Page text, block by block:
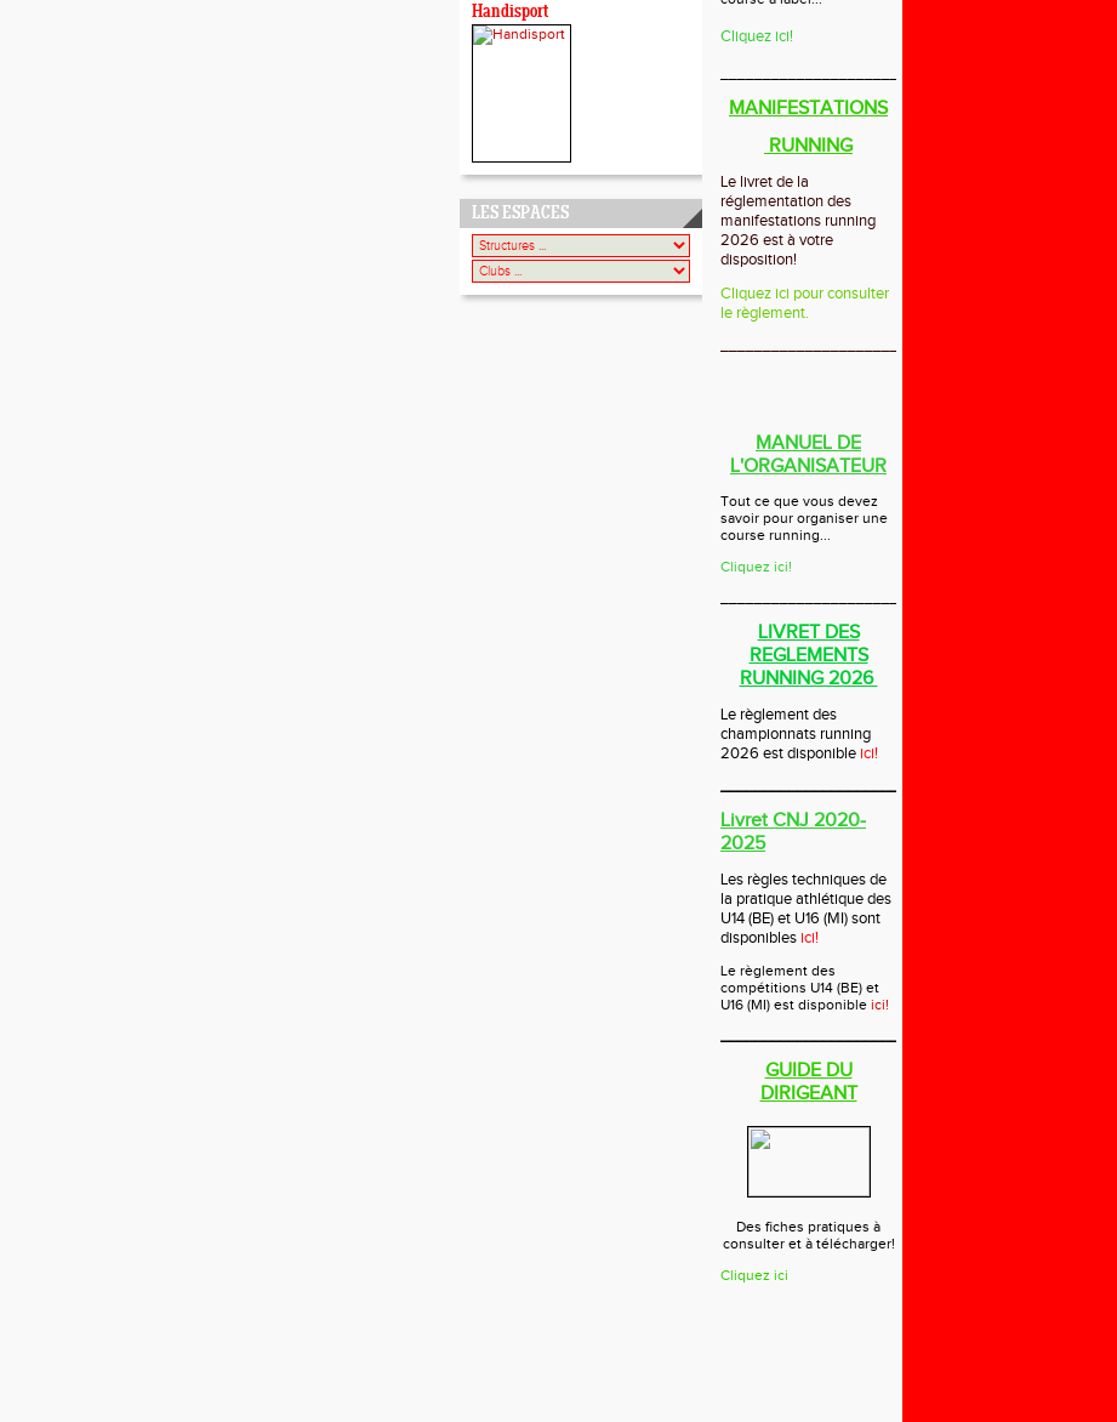
Handisport
LES ESPACES
Cliquez ici!
MANIFESTATIONS
RUNNING
Le livret de la
réglementation des
manifestations running
2026 est à votre
disposition!
Cliquez ici pour consulter
le règlement.
MANUEL DE
L'ORGANISATEUR
Tout ce que vous devez
savoir pour organiser une
course running...
Cliquez ici!
LIVRET DES
REGLEMENTS
RUNNING 2026
Le règlement des
championnats running
2026 est disponible ici!
_____________________________
Livret CNJ 2020-
2025
Les règles techniques de
la pratique athlétique des
U14 (BE) et U16 (MI) sont
disponibles ici!
Le règlement des
compétitions U14 (BE) et
U16 (MI) est disponible ici!
___________________________
GUIDE DU
DIRIGEANT
Des fiches pratiques à
consulter et à télécharger!
Cliquez ici